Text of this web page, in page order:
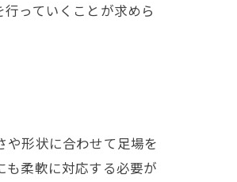
っていくことが求めら
形状に合わせて足場を
柔軟に対応する必要が